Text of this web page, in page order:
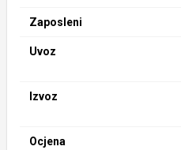
Zaposleni
Uvoz
Izvoz
Ocjena